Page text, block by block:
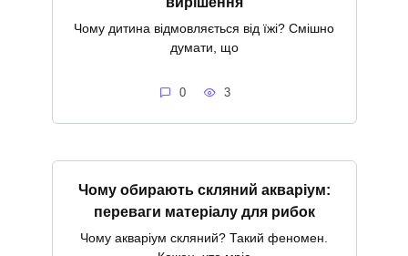
Чому дитина відмовляється від їжі? Смішно
думати, що
0 3
Чому обирають скляний акваріум:
переваги матеріалу для рибок
Чому акваріум скляний? Такий феномен.